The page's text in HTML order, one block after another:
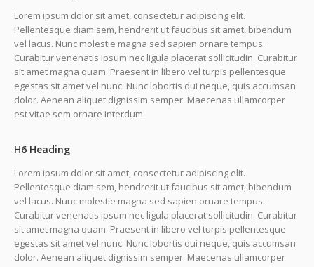
Lorem ipsum dolor sit amet, consectetur adipiscing elit.
Pellentesque diam sem, hendrerit ut faucibus sit amet, bibendum
vel lacus. Nunc molestie magna sed sapien ornare tempus.
Curabitur venenatis ipsum nec ligula placerat sollicitudin. Curabitur
sit amet magna quam. Praesent in libero vel turpis pellentesque
egestas sit amet vel nunc. Nunc lobortis dui neque, quis accumsan
dolor. Aenean aliquet dignissim semper. Maecenas ullamcorper
est vitae sem ornare interdum.
H6 Heading
Lorem ipsum dolor sit amet, consectetur adipiscing elit.
Pellentesque diam sem, hendrerit ut faucibus sit amet, bibendum
vel lacus. Nunc molestie magna sed sapien ornare tempus.
Curabitur venenatis ipsum nec ligula placerat sollicitudin. Curabitur
sit amet magna quam. Praesent in libero vel turpis pellentesque
egestas sit amet vel nunc. Nunc lobortis dui neque, quis accumsan
dolor. Aenean aliquet dignissim semper. Maecenas ullamcorper